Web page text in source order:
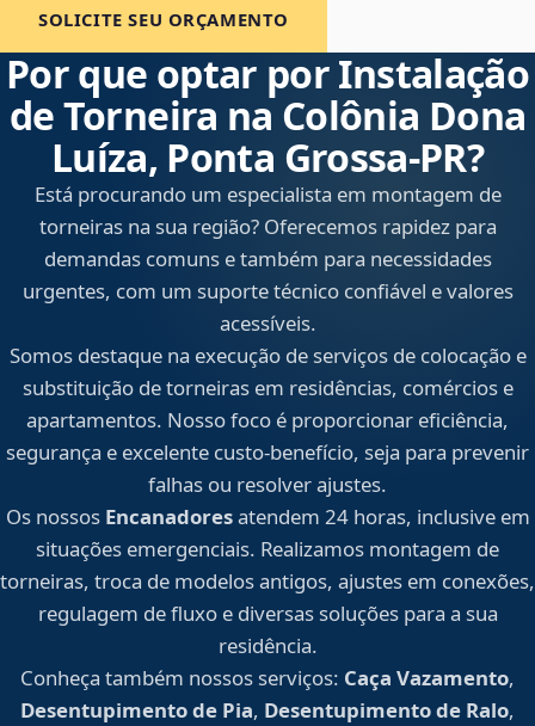
SOLICITE SEU ORÇAMENTO
Por que optar por Instalação
de Torneira na Colônia Dona
Luíza, Ponta Grossa‑PR?
Está procurando um especialista em montagem de
torneiras na sua região? Oferecemos rapidez para
demandas comuns e também para necessidades
urgentes, com um suporte técnico confiável e valores
acessíveis.
Somos destaque na execução de serviços de colocação e
substituição de torneiras em residências, comércios e
apartamentos. Nosso foco é proporcionar eficiência,
segurança e excelente custo-benefício, seja para prevenir
falhas ou resolver ajustes.
Os nossos Encanadoresatendem 24 horas, inclusive em
situações emergenciais. Realizamos montagem de
torneiras, troca de modelos antigos, ajustes em conexões,
regulagem de fluxo e diversas soluções para a sua
residência.
Conheça também nossos serviços: Caça Vazamento,
Desentupimento de Pia, Desentupimento de Ralo,